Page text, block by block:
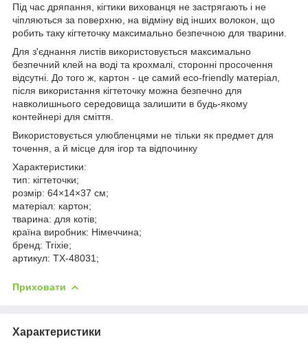
Під час дряпання, кігтики вихованця не застрягають і не
чіпляються за поверхню, на відміну від інших волокон, що
робить таку кігтеточку максимально безпечною для тварини.
Для з'єднання листів використовується максимально
безпечний клей на воді та крохмалі, сторонні просочення
відсутні. До того ж, картон - це самий eco-friendly матеріал,
після використання кігтеточку можна безпечно для
навколишнього середовища залишити в будь-якому
контейнері для сміття.
Використовується улюбленцями не тільки як предмет для
точення, а й місце для ігор та відпочинку
Характеристики:
тип: кігтеточки;
розмір: 64×14×37 см;
матеріал: картон;
тварина: для котів;
країна виробник: Німеччина;
бренд: Trixie;
артикул: TX-48031;
Приховати
Характеристики